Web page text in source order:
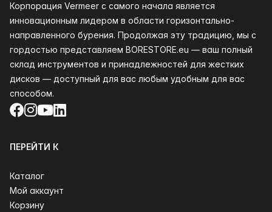
Корпорация Vermeer с самого начала является
инновационным лидером в области горизонтально-
направленного бурения. Продолжая эту традицию, мы с
гордостью представляем BORESTORE.eu — ваш полный
склад инструментов и принадлежностей для жестких
дисков — доступный для вас любым удобным для вас
способом.
Facebook
Instagram
YouTube
LinkedIn
ПЕРЕЙТИ К
Каталог
Мой аккаунт
Корзину